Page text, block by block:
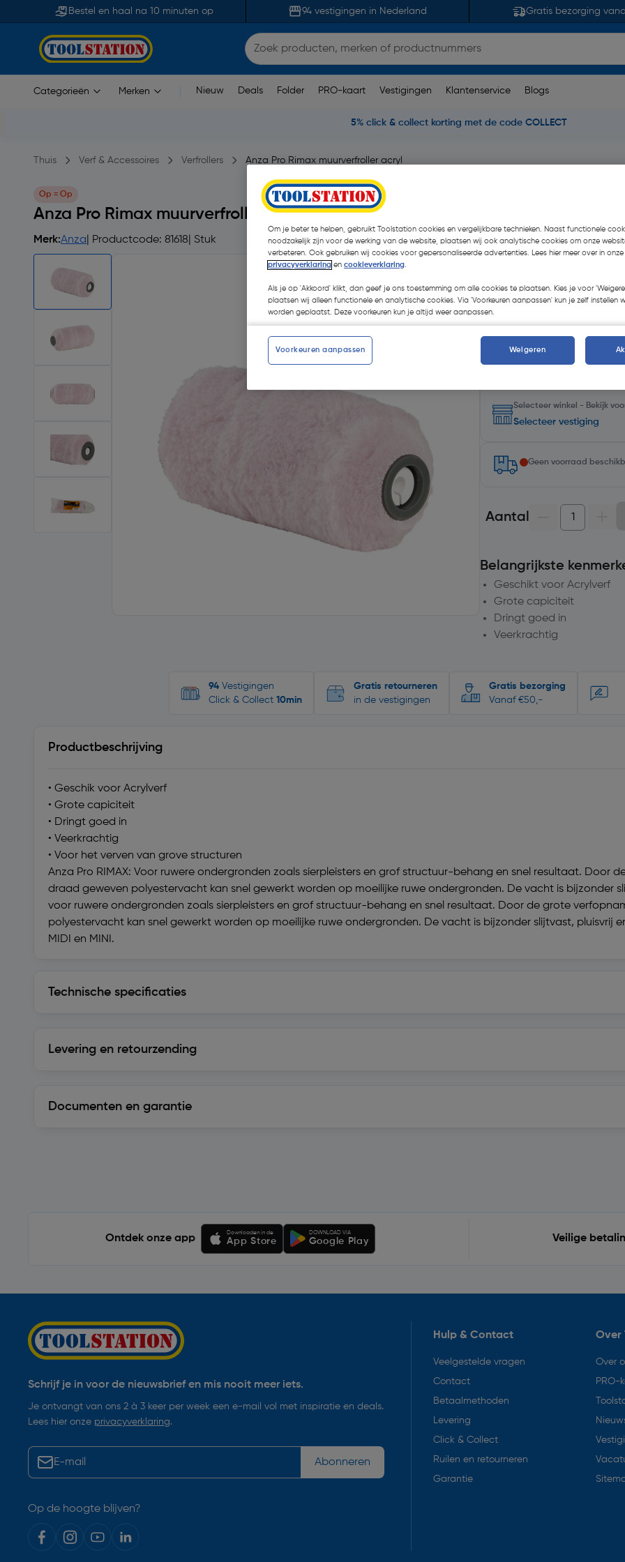
Bestel en haal na 10 minuten op 94 vestigingen in Nederland Gratis bezorging
Categorieën Merken Nieuw Deals Folder PRO-kaart Vestigingen Klantenservice Blogs
5% click & collect korting met de code COLLECT
Thuis Verf & Accessoires Verfrollers Anza Pro Rimax muurverfroller acryl
Op = Op
Anza Pro Rimax muurverfroller acryl 15cm
Merk:Anza | Productcode: 81618 | Stuk
Kies productvariant
Selecteer winkel - Bekijk
Selecteer vestiging
Geen voorraad
Aantal
Belangrijkste
Geschikt voor Acrylverf
Grote capiciteit
Dringt goed in
Veerkrachtig
94 Vestigingen
Click & Collect 10min
Gratis retourneren
in de vestigingen
Gratis bezorging
Vanaf €50,-
Productbeschrijving
• Geschik voor Acrylverf
• Grote capiciteit
• Dringt goed in
• Veerkrachtig
• Voor het verven van grove structuren
Anza Pro RIMAX: Voor ruwere ondergronden zoals sierpleisters en grof structuur-behang en snel resultaat.
draad geweven polyestervacht kan snel gewerkt worden op moeilijke ruwe ondergronden. De vacht is bijzonder
voor ruwere ondergronden zoals sierpleisters en grof structuur-behang en snel resultaat. Door de grote
polyestervacht kan snel gewerkt worden op moeilijke ruwe ondergronden. De vacht is bijzonder slijtvast, pluisvrij
MIDI en MINI.
Technische specificaties
Levering en retourzending
Documenten en garantie
Ontdek onze app
Downloaden in de
App Store
DOWNLOAD VIA
Google Play Veilige
Schrijf je in voor de nieuwsbrief en mis nooit meer iets.
Je ontvangt van ons 2 à 3 keer per week een e-mail vol met inspiratie en deals.
Lees hier onze privacyverklaring.
Abonneren
Op de hoogte blijven?
Hulp & Contact
Veelgestelde vragen
Contact
Betaalmethoden
Levering
Click & Collect
Ruilen en retourneren
Garantie
Over
Over
PRO-
Om je beter te helpen, gebruikt Toolstation cookies en vergelijkbare technieken. Naast functionele
noodzakelijk zijn voor de werking van de website, plaatsen wij ook analytische cookies om onze
verbeteren. Ook gebruiken wij cookies voor gepersonaliseerde advertenties. Lees hier meer over in onze
privacyverklaring en cookieverklaring.
Als je op 'Akkoord' klikt, dan geef je ons toestemming om alle cookies te plaatsen. Kies je voor
plaatsen wij alleen functionele en analytische cookies. Via 'Voorkeuren aanpassen' kun je zelf instellen
worden geplaatst. Deze voorkeuren kun je altijd weer aanpassen.
Voorkeuren aanpassen Weigeren